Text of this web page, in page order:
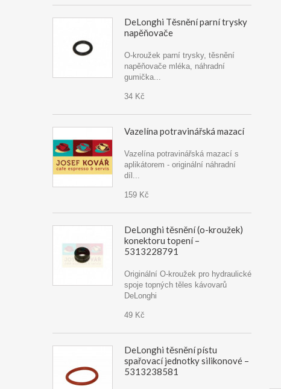
DeLonghi Těsnění parní trysky
napěňovače
O-kroužek parní trysky, těsnění
napěňovače mléka, náhradní
gumička...
34 Kč
Vazelína potravinářská mazací
Vazelína potravinářská mazací s
aplikátorem - originální náhradní
díl...
159 Kč
DeLonghi těsnění (o-kroužek)
konektoru topení –
5313228791
Originální O-kroužek pro hydraulické
spoje topných těles kávovarů
DeLonghi
49 Kč
DeLonghi těsnění pístu
spařovací jednotky silikonové –
5313238581